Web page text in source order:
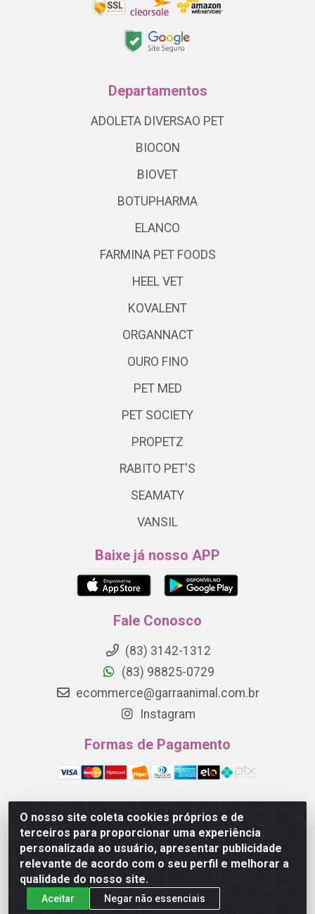
O nosso site coleta cookies próprios e de
terceiros para proporcionar uma experiência
personalizada ao usuário, apresentar publicidade
relevante de acordo com o seu perfil e melhorar a
qualidade do nosso site.
Aceitar Negar não essenciais
Departamentos
ADOLETA DIVERSAO PET
BIOCON
BIOVET
BOTUPHARMA
ELANCO
FARMINA PET FOODS
HEEL VET
KOVALENT
ORGANNACT
OURO FINO
PET MED
PET SOCIETY
PROPETZ
RABITO PET'S
SEAMATY
VANSIL
Baixe já nosso APP
Fale Conosco
(83) 3142-1312
(83) 98825-0729
ecommerce@garraanimal.com.br
Instagram
Formas de Pagamento
Garra Animal - Rua Quinze de Novembro, 1120 - Jardim
Continental - Campina Grande/PB - CEP 58.403-290 -
CNPJ 21.445.041/0001-61